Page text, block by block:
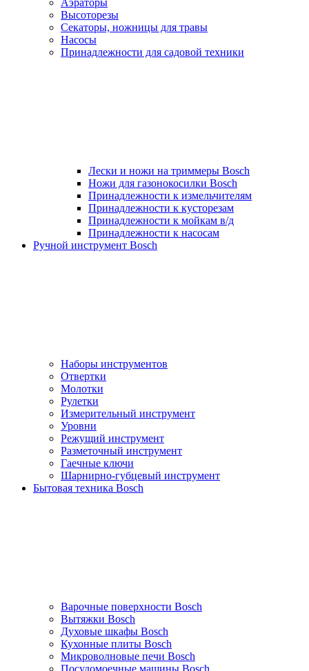
Аэраторы
Высоторезы
Секаторы, нoжницы для травы
Насосы
Принадлежности для садовой техники
Лески и ножи на триммеры Bosch
Ножи для газонокосилки Bosch
Принадлежности к измельчителям
Принадлежности к кусторезам
Принадлежности к мойкам в/д
Принадлежности к насосам
Ручной инструмент Bosch
Наборы инструментов
Отвертки
Молотки
Рулетки
Измерительный инструмент
Уровни
Режущий инструмент
Разметочный инструмент
Гаечные ключи
Шарнирно-губцевый инструмент
Бытовая техника Bosch
Варочные поверхности Bosch
Вытяжки Bosch
Духовые шкафы Bosch
Кухонные плиты Bosch
Микроволновые печи Bosch
Посудомоечные машины Bosch